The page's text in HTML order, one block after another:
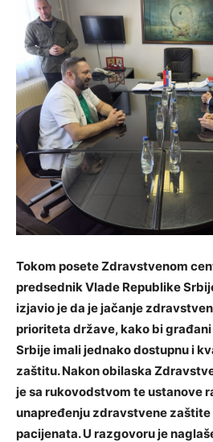
Tokom posete Zdravstvenom
predsednik Vlade Republike
izjavio je da je jačanje
prioriteta države, kako bi
Srbije imali jednako dostupnu i
zaštitu. Nakon obilaska
je sa rukovodstvom te ustanove
unapređenju zdravstvene zaštite
pacijenata. U razgovoru je